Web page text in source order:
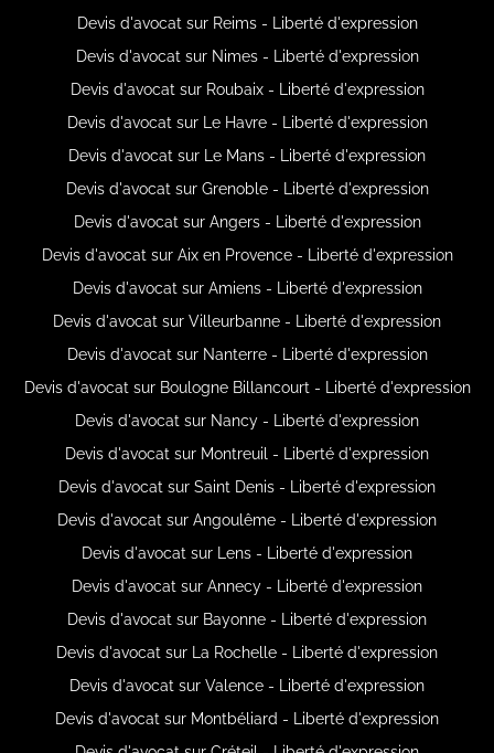
Devis d'avocat sur Reims - Liberté d'expression
Devis d'avocat sur Nimes - Liberté d'expression
Devis d'avocat sur Roubaix - Liberté d'expression
Devis d'avocat sur Le Havre - Liberté d'expression
Devis d'avocat sur Le Mans - Liberté d'expression
Devis d'avocat sur Grenoble - Liberté d'expression
Devis d'avocat sur Angers - Liberté d'expression
Devis d'avocat sur Aix en Provence - Liberté d'expression
Devis d'avocat sur Amiens - Liberté d'expression
Devis d'avocat sur Villeurbanne - Liberté d'expression
Devis d'avocat sur Nanterre - Liberté d'expression
Devis d'avocat sur Boulogne Billancourt - Liberté d'expression
Devis d'avocat sur Nancy - Liberté d'expression
Devis d'avocat sur Montreuil - Liberté d'expression
Devis d'avocat sur Saint Denis - Liberté d'expression
Devis d'avocat sur Angoulême - Liberté d'expression
Devis d'avocat sur Lens - Liberté d'expression
Devis d'avocat sur Annecy - Liberté d'expression
Devis d'avocat sur Bayonne - Liberté d'expression
Devis d'avocat sur La Rochelle - Liberté d'expression
Devis d'avocat sur Valence - Liberté d'expression
Devis d'avocat sur Montbéliard - Liberté d'expression